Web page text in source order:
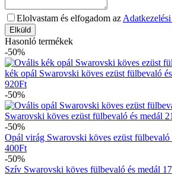
Elolvastam és elfogadom az
Elküld
Hasonló termékek
-50%
kék opál Swarovski köves ezüst fülbevaló
920Ft
-50%
Swarovski köves ezüst fülbevaló és medál
-50%
Opál virág Swarovski köves ezüst fülbevaló
400Ft
-50%
Szív Swarovski köves fülbevaló és medál